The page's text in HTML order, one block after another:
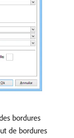
bordures
de bordures